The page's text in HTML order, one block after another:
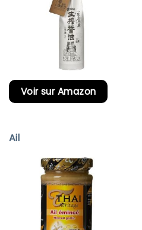
Voir sur Amazon
Ail